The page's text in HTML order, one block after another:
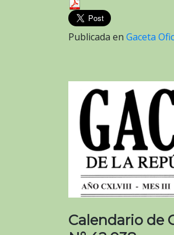
Publicada en Gaceta
Calendario de